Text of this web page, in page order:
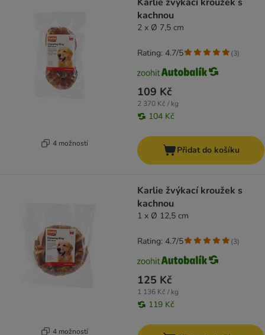
4 možností
kachnou
2 x Ø 7,5 cm
109 Kč
2 370 Kč / kg
104 Kč
Rating: 4.7/5 (3)
Přidat do košíku
4 možností
Karlie žvýkací kroužek s
kachnou
1 x Ø 12,5 cm
125 Kč
1 136 Kč / kg
119 Kč
Rating: 4.7/5 (3)